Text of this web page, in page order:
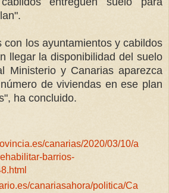
con los ayuntamientos y cabildos
llegar la disponibilidad del suelo
Ministerio y Canarias aparezca
de viviendas en ese plan
ha concluido.
canarias/2020/03/10/a
barrios-
canariasahora/politica/Ca